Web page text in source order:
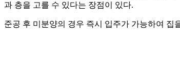
과 층을 고를 수 있다는 장점이 있다.
준공 후 미분양의 경우 즉시 입주가 가능하여 집